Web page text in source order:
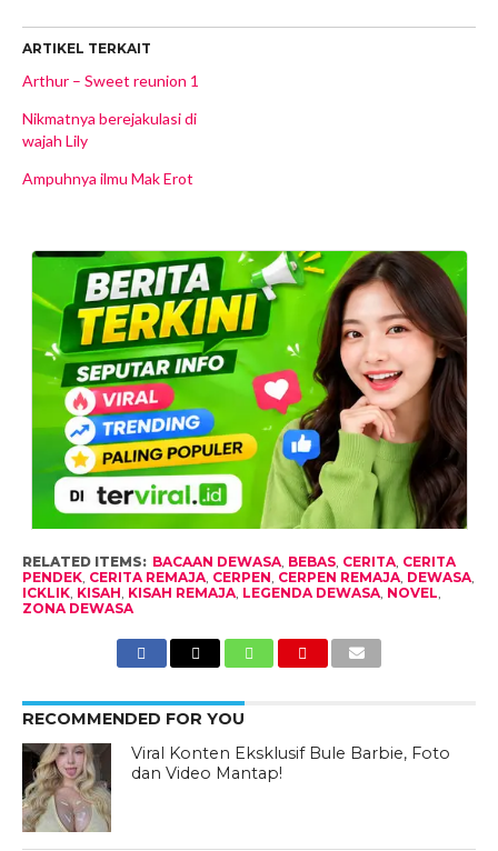
ARTIKEL TERKAIT
Arthur – Sweet reunion 1
Nikmatnya berejakulasi di
wajah Lily
Ampuhnya ilmu Mak Erot
RELATED ITEMS: BACAAN DEWASA, BEBAS, CERITA, CERITA
PENDEK, CERITA REMAJA, CERPEN, CERPEN REMAJA, DEWASA,
ICKLIK, KISAH, KISAH REMAJA, LEGENDA DEWASA, NOVEL,
ZONA DEWASA
RECOMMENDED FOR YOU
Viral Konten Eksklusif Bule Barbie, Foto
dan Video Mantap!